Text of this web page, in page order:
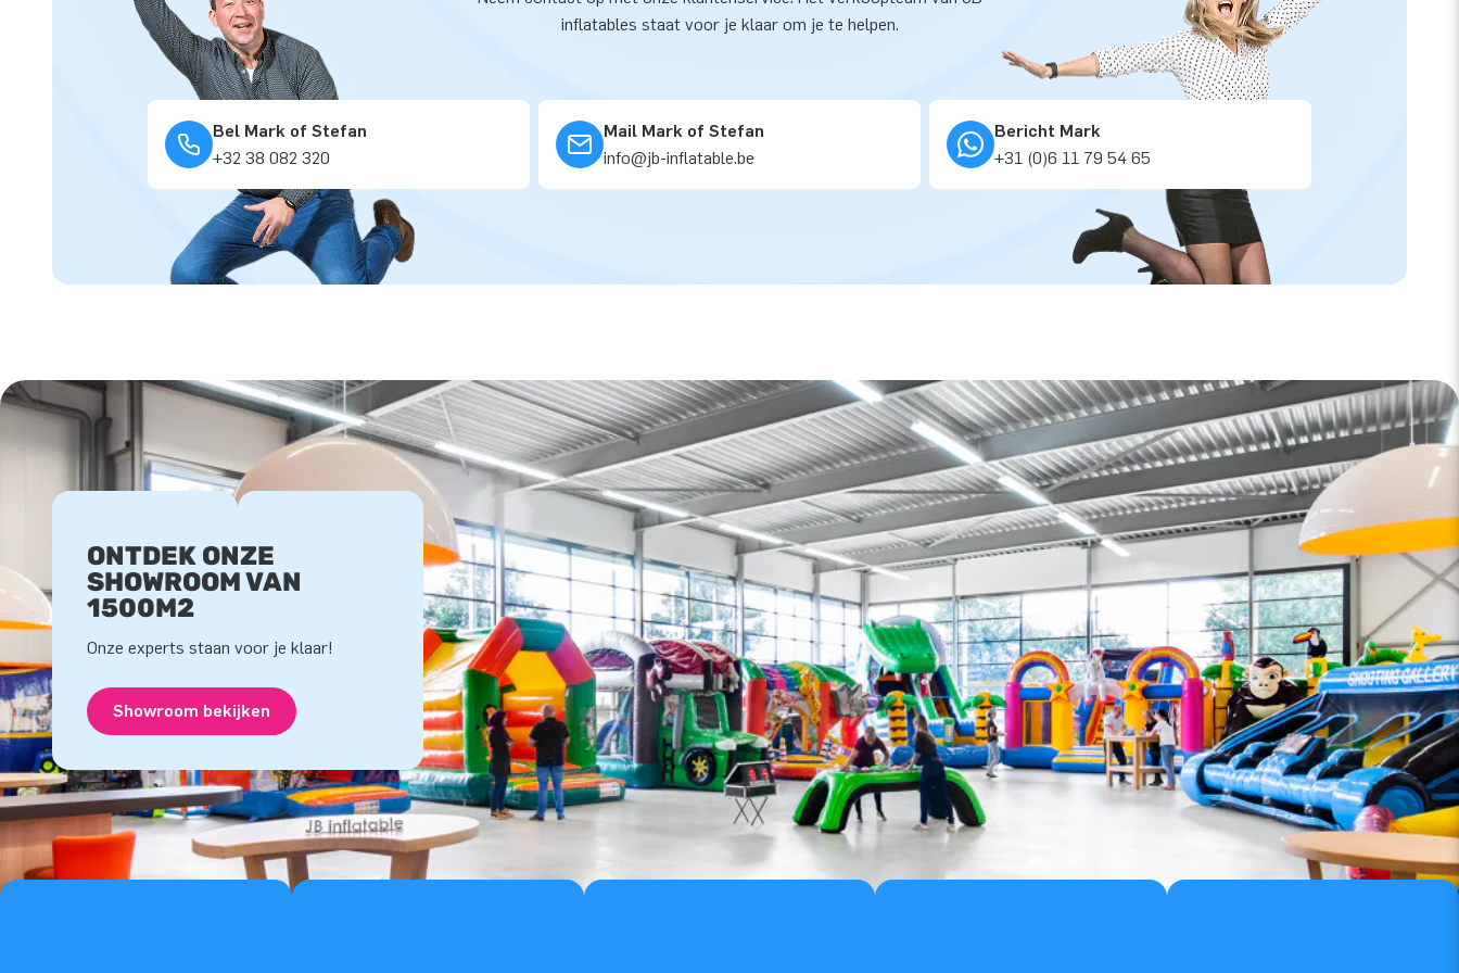
inflatables staat voor je klaar om je te helpen.
Bel Mark of Stefan
+32 38 082 320
Mail Mark of Stefan
info@jb-inflatable.be
Bericht Mark
+31 (0)6 11 79 54 65
ONTDEK ONZE
SHOWROOM VAN
1500M2
Onze experts staan voor je klaar!
Showroom bekijken